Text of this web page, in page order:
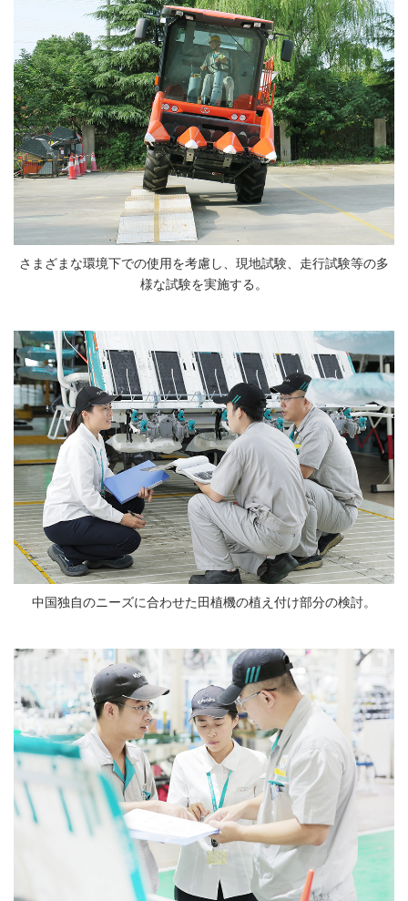
さまざまな環境下での使用を考慮し、現地試験、走行試験等の多
様な試験を実施する。
中国独自のニーズに合わせた田植機の植え付け部分の検討。